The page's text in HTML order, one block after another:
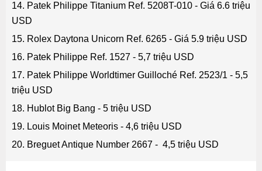
14. Patek Philippe Titanium Ref. 5208T-010 - Giá 6.6 triệu
USD
15. Rolex Daytona Unicorn Ref. 6265 - Giá 5.9 triệu USD
16. Patek Philippe Ref. 1527 - 5,7 triệu USD
17. Patek Philippe Worldtimer Guilloché Ref. 2523/1 - 5,5
triệu USD
18. Hublot Big Bang - 5 triệu USD
19. Louis Moinet Meteoris - 4,6 triệu USD
20. Breguet Antique Number 2667 - 4,5 triệu USD